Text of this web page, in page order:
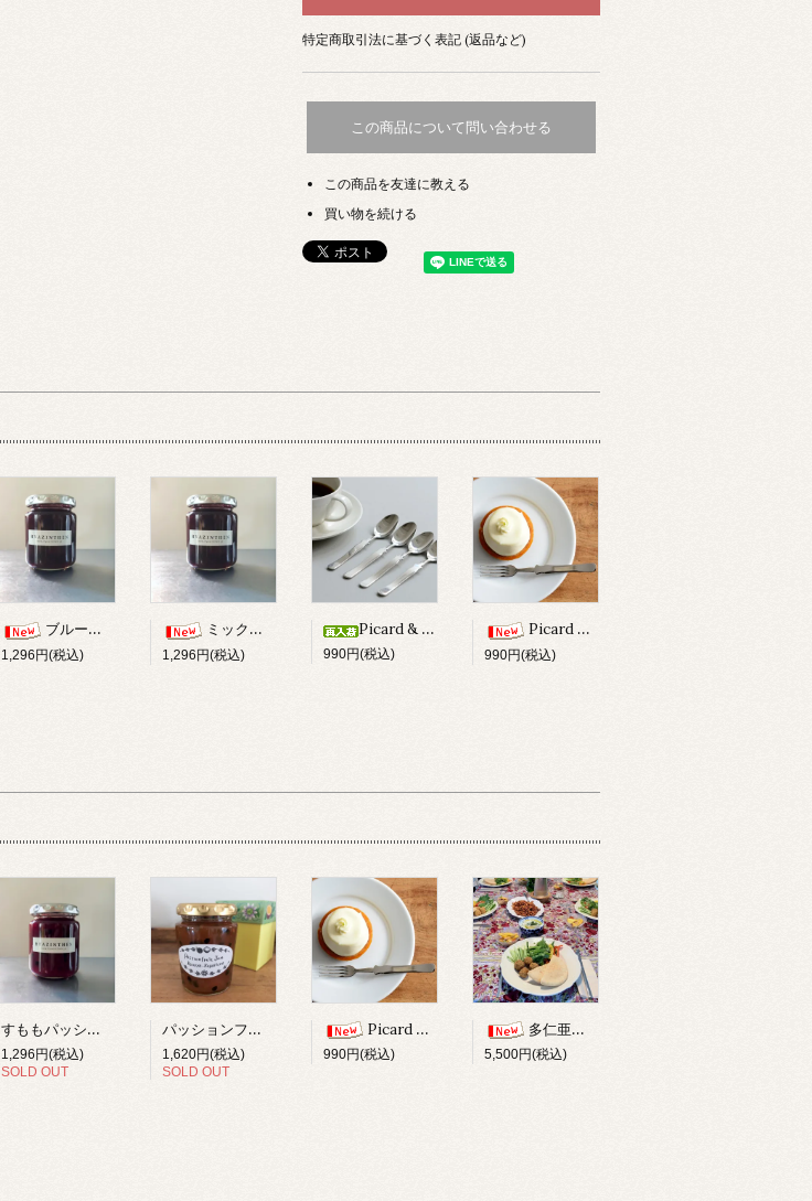
特定商取引法に基づく表記 (返品など)
この商品について問い合わせる
この商品を友達に教える
買い物を続ける
ブルーベリー柚子ジャム
1,296円(税込)
ミックスベリージャム
1,296円(税込)
Picard & Wielputz ピッコロスプーン
990円(税込)
Picard & Wielputz ピッコロフォーク
990円(税込)
すももパッションフルーツジャム
1,296円(税込)
SOLD OUT
パッションフルーツジャム/ギフトボックス入
1,620円(税込)
SOLD OUT
Picard & Wielputz ピッコロフォーク
990円(税込)
多仁亜のオンライン教室 8/22 (土)
5,500円(税込)